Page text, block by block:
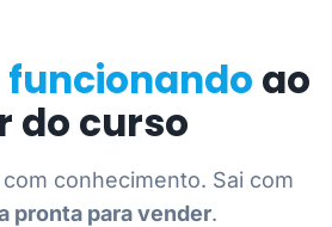
funcionando ao
do curso
conhecimento. Sai com
pronta para vender.